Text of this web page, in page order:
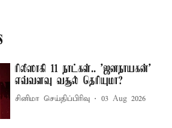
ரிலீஸாகி 11 நாட்கள்.. 'ஜனநாயகன்'
எவ்வளவு வசூல் தெரியுமா?
சினிமா செய்திப்பிரிவு 03 Aug 2026